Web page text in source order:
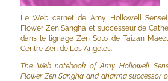
Le Web carnet de Amy Hollowell
Flower Zen Sangha et successeur de
dans le lignage Zen Soto de Taizan
Centre Zen de Los Angeles.
The Web notebook of Amy Hollowell
Flower Zen Sangha and dharma successor